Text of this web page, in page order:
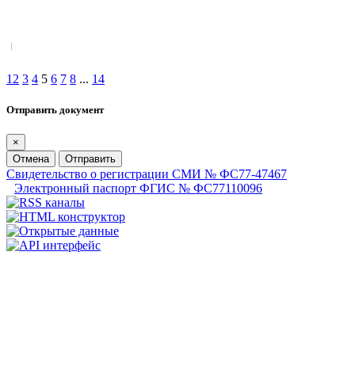
1 2 3 4 5 6 7 8 ... 14
Отправить документ
×
Отмена
Отправить
Свидетельство о регистрации СМИ № ФС77-47467
Электронный паспорт ФГИС № ФС77110096